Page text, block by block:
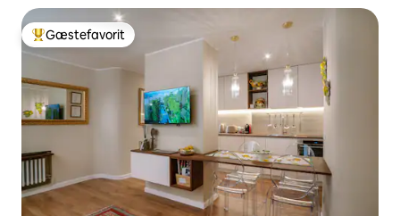
Bedste gæstefavorit
Gæstefavorit